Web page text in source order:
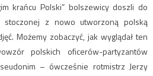
krańcu Polski” bolszewicy doszli do
z nowo utworzoną polską
Możemy zobaczyć, jak wyglądał ten
polskich oficerów-partyzantów
– ówcześnie rotmistrz Jerzy